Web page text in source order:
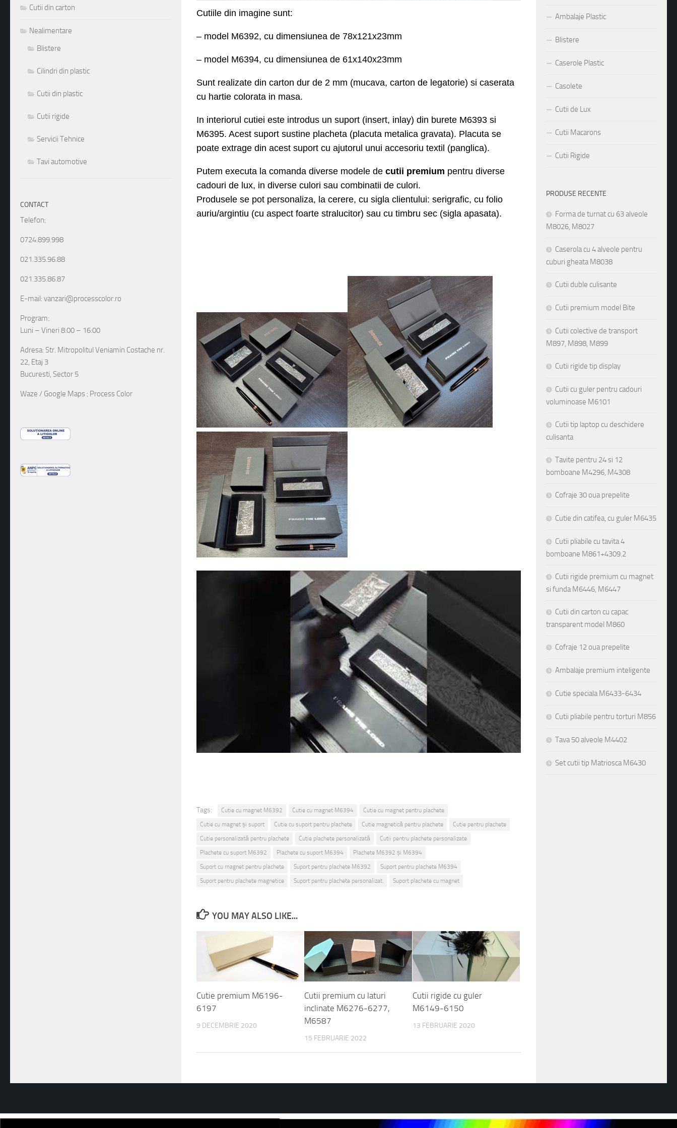
Cutiile din imagine sunt:
– model M6392, cu dimensiunea de 78x121x23mm
– model M6394, cu dimensiunea de 61x140x23mm
Sunt realizate din carton dur de 2 mm (mucava, carton de legatorie) si caserata
cu hartie colorata in masa.
In interiorul cutiei este introdus un suport (insert, inlay) din burete M6393 si
M6395. Acest suport sustine placheta (placuta metalica gravata). Placuta se
poate extrage din acest suport cu ajutorul unui accesoriu textil (panglica).
Putem executa la comanda diverse modele de cutii premium pentru diverse
cadouri de lux, in diverse culori sau combinatii de culori.
Produsele se pot personaliza, la cerere, cu sigla clientului: serigrafic, cu folio
auriu/argintiu (cu aspect foarte stralucitor) sau cu timbru sec (sigla apasata).
Tags: Cutie cu magnet M6392 Cutie cu magnet M6394
Cutie cu magnet pentru plachete
Cutie cu magnet și suport
Cutie cu suport pentru plachete Cutie magnetică pentru plachete
Cutie pentru plachete
Cutie personalizată pentru plachete
Cutie plachete personalizată
Cutii pentru plachete personalizate
Plachete cu suport M6392
Plachete cu suport M6394
Plachete M6392 și M6394
Suport cu magnet pentru plachete
Suport pentru plachete M6392
Suport pentru plachete M6394
Suport pentru plachete magnetice
Suport pentru plachete personalizat. Suport plachete cu magnet
YOU MAY ALSO LIKE...
Cutie premium M6196-
6197
9 DECEMBRIE 2020
Cutii premium cu laturi
inclinate M6276-6277,
M6587
15 FEBRUARIE 2022
Cutii rigide cu guler
M6149-6150
13 FEBRUARIE 2020
Cutii din carton
Nealimentare
Blistere
Cilindri din plastic
Cutii din plastic
Cutii rigide
Servicii Tehnice
Tavi automotive
CONTACT
Telefon:
0724.899.998
021.335.96.88
021.335.86.87
E-mail: vanzari@processcolor.ro
Program:
Luni – Vineri 8:00 – 16:00
Adresa: Str. Mitropolitul Veniamin Costache nr.
22, Etaj 3
Bucuresti, Sector 5
Waze / Google Maps : Process Color
Ambalaje Plastic
Blistere
Caserole Plastic
Casolete
Cutii de Lux
Cutii Macarons
Cutii Rigide
PRODUSE RECENTE
Forma de turnat cu 63 alveole
M8026, M8027
Caserola cu 4 alveole pentru
cuburi gheata M8038
Cutii duble culisante
Cutii premium model Bite
Cutii colective de transport
M897, M898, M899
Cutii rigide tip display
Cutii cu guler pentru cadouri
voluminoase M6101
Cutii tip laptop cu deschidere
culisanta
Tavite pentru 24 si 12
bomboane M4296, M4308
Cofraje 30 oua prepelite
Cutie din catifea, cu guler M6435
Cutii pliabile cu tavita 4
bomboane M861+4309.2
Cutii rigide premium cu magnet
si funda M6446, M6447
Cutii din carton cu capac
transparent model M860
Cofraje 12 oua prepelite
Ambalaje premium inteligente
Cutie speciala M6433-6434
Cutii pliabile pentru torturi M856
Tava 50 alveole M4402
Set cutii tip Matriosca M6430